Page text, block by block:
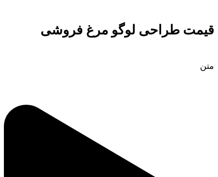
قیمت طراحی لوگو مرغ فروشی
متن